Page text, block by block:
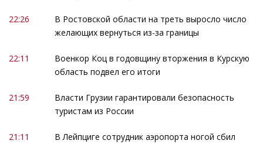
22:26
В Ростовской области на треть выросло число
желающих вернуться из-за границы
22:11
Военкор Коц в годовщину вторжения в Курскую
область подвел его итоги
21:59
Власти Грузии гарантировали безопасность
туристам из России
21:11
В Лейпциге сотрудник аэропорта ногой сбил